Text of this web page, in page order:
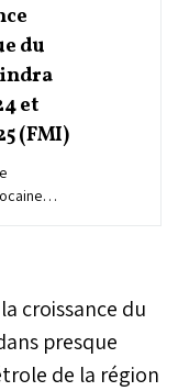
du
et
(FMI)
sur
de
à un
croissance du
presque
de la région